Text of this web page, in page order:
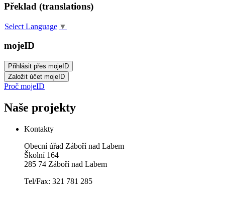
Překlad (translations)
Select Language ▼
mojeID
Proč mojeID
Naše projekty
Kontakty
Obecní úřad Záboří nad Labem
Školní 164
285 74 Záboří nad Labem
Tel/Fax: 321 781 285